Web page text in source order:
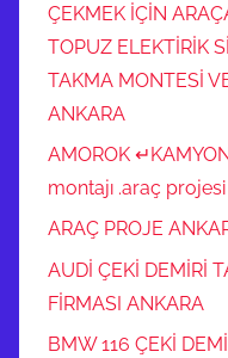
ÇEKMEK İÇİN
TOPUZ ELEKTİRİK
TAKMA MONTESİ
ANKARA
AMOROK
montajı .araç
ARAÇ PROJE
AUDİ ÇEKİ DEMİRİ
FİRMASI ANKARA
BMW 116 ÇEKİ